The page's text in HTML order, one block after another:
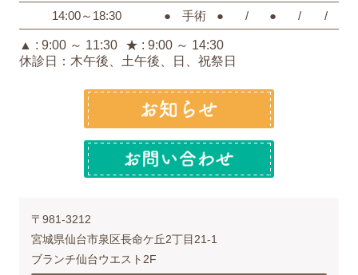
14:00～18:30
● 手術 ● / ● / /
▲ : 9:00 ～ 11:30
★ : 9:00 ～ 14:30
休診日：木午後、土午後、日、祝祭日
〒981-3212
宮城県仙台市泉区長命ケ丘2丁目21-1
ブランチ仙台ウエスト2F